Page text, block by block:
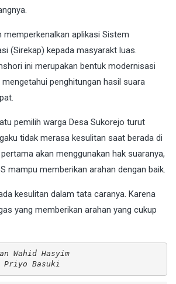
memperkenalkan aplikasi Sistem
(Sirekap) kepada masyarakt luas.
ini merupakan bentuk modernisasi
mengetahui penghitungan hasil suara
pemilih warga Desa Sukorejo turut
tidak merasa kesulitan saat berada di
akan menggunakan hak suaranya,
mampu memberikan arahan dengan baik.
kesulitan dalam tata caranya. Karena
yang memberikan arahan yang cukup
Wahid Hasyim
Priyo Basuki